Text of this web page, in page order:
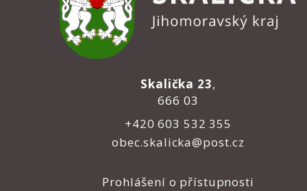
Skalička 23,
666 03
+420 603 532 355
obec.skalicka@post.cz
Prohlášení o přístupnosti